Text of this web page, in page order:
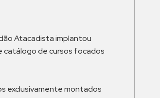
Atacadista implantou
catálogo de cursos focados
exclusivamente montados